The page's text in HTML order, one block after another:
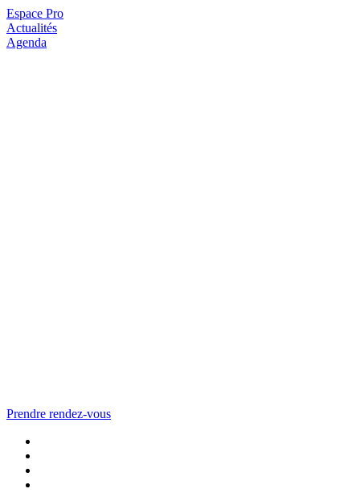
Espace Pro
Actualités
Agenda
Prendre rendez-vous